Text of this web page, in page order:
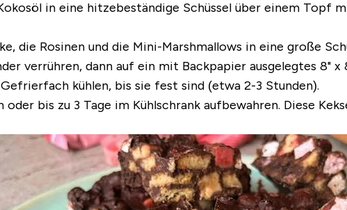
in eine hitzebeständige Schüssel über einem Topf
die Rosinen und die Mini-Marshmallows in eine große
verrühren, dann auf ein mit Backpapier ausgelegtes 8"
kühlen, bis sie fest sind (etwa 2-3 Stunden).
bis zu 3 Tage im Kühlschrank aufbewahren. Diese